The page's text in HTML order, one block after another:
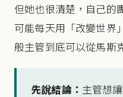
但她也很清楚，自己的
可能每天用「改變世界
般主管到底可以從馬斯
先說結論： 主管想